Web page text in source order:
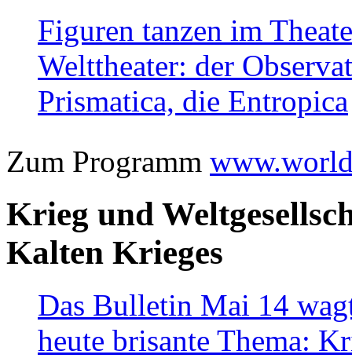
Figuren tanzen im
Welttheater: der
Prismatica, die Entropica
Zum Programm
Krieg und
Kalten Krieges
Das Bulletin Mai 14
heute brisante Thema: